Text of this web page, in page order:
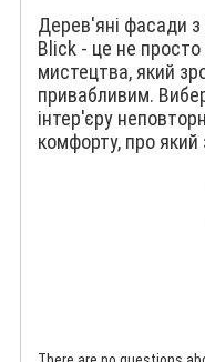
Дерев'яні фасади з
Blick - це не просто
мистецтва, який
привабливим.
інтер'єру
комфорту, про